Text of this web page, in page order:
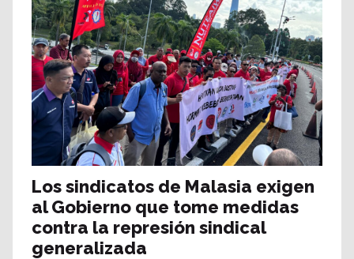
Los sindicatos de Malasia exigen
al Gobierno que tome medidas
contra la represión sindical
generalizada